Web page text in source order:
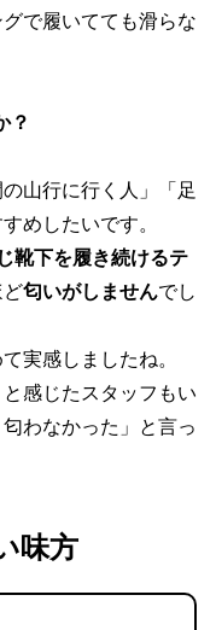
で履いてても滑らな
？
山行に行く人」「足
めしたいです。
靴下を履き続けるテ
匂いがしませんでし
実感しましたね。
感じたスタッフもい
わなかった」と言っ
味方